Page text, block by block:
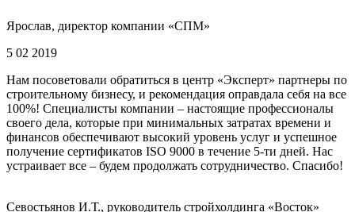
Ярослав, директор компании «СПМ»
5 02 2019
Нам посоветовали обратиться в центр «Эксперт» партнеры по
строительному бизнесу, и рекомендация оправдала себя на все
100%! Специалисты компании – настоящие профессионалы
своего дела, которые при минимальных затратах времени и
финансов обеспечивают высокий уровень услуг и успешное
получение сертификатов ISO 9000 в течение 5-ти дней. Нас
устраивает все – будем продолжать сотрудничество. Спасибо!
Севостьянов И.Т., руководитель стройхолдинга «Восток»